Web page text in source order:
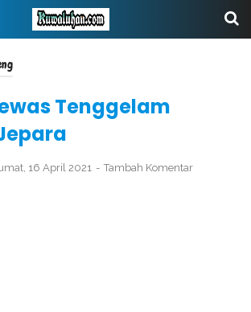
Tenggelam
16 April 2021 Tambah Komentar